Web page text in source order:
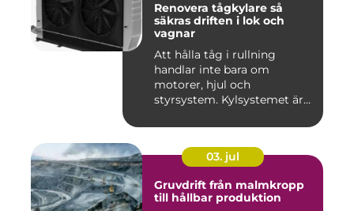
Renovera tågkylare så
säkras driften i lok och
vagnar
Att hålla tåg i rullning
handlar inte bara om
motorer, hjul och
styrsystem. Kylsystemet är
03. jul
Gruvdrift från malmkropp
till hållbar produktion